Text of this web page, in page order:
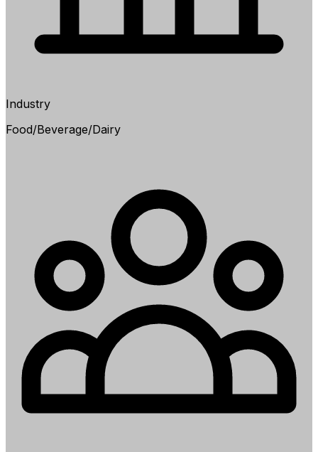
Industry
Food/Beverage/Dairy